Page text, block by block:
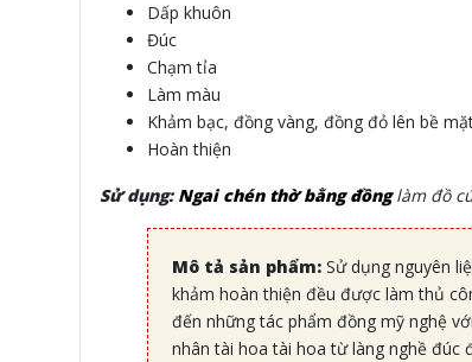
Dấp khuôn
Đúc
Chạm tỉa
Làm màu
Khảm bạc, đồng vàng, đồng đỏ lên bề
Hoàn thiện
Sử dụng: Ngai chén thờ bằng đồng làm đồ
Mô tả sản phẩm: Sử dụng nguyên
khảm hoàn thiện đều được làm thủ
đến những tác phẩm đồng mỹ nghệ
nhân tài hoa tài hoa từ làng nghề đúc